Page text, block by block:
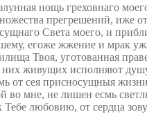
нощь греховнаго
прегрешений, иже
Света моего, и
егоже жжение и мрак
Твоя, уготованная
них живущих исполняют
от сея присносущныя
во мне, не лишен есмь
Тебе любовию, от сердца